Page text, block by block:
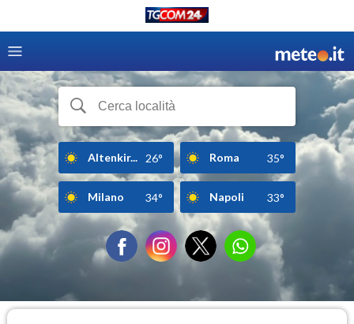
Altenkir... 26° Roma 35°
Milano 34° Napoli 33°